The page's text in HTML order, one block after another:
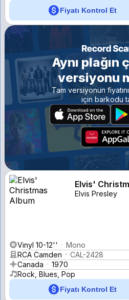
Fiyatı Kontrol Et
Aynı plağın
versiyonu
Tam versiyonun
için barkodu
Elvis'
Elvis Presley
Vinyl 10-12''
Mono
RCA Camden
CAL-2428
Canada
1970
Rock, Blues, Pop
Fiyatı Kontrol Et